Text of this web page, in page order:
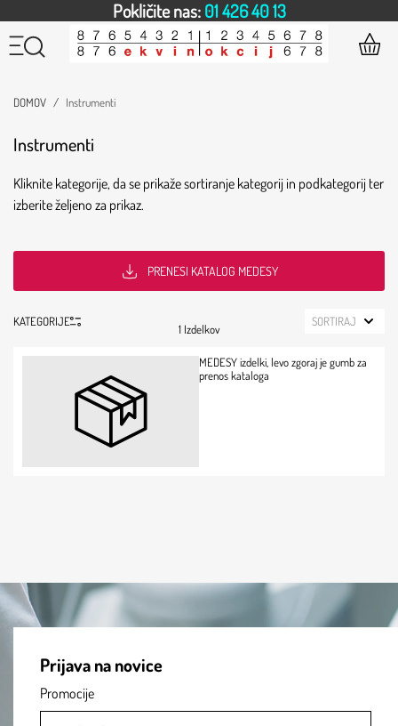
Pokličite nas:01 426 40 13
DOMOV Instrumenti
Instrumenti
Kliknite kategorije, da se prikaže sortiranje kategorij in podkategorij ter
izberite željeno za prikaz.
PRENESI KATALOG MEDESY
KATEGORIJE
1 Izdelkov
SORTIRAJ
MEDESY izdelki, levo zgoraj je gumb za
prenos kataloga
Prijava na novice
Promocije